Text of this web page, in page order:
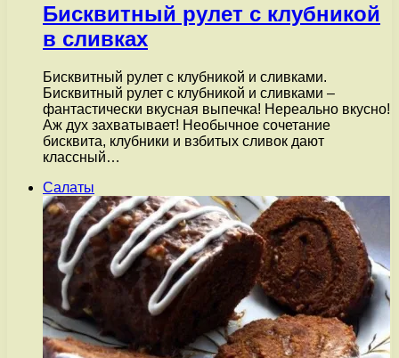
Бисквитный рулет с клубникой
в сливках
Бисквитный рулет с клубникой и сливками.
Бисквитный рулет с клубникой и сливками –
фантастически вкусная выпечка! Нереально вкусно!
Аж дух захватывает! Необычное сочетание
бисквита, клубники и взбитых сливок дают
классный…
Салаты